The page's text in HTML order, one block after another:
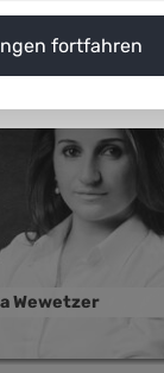
Wewetzer
fortfahren